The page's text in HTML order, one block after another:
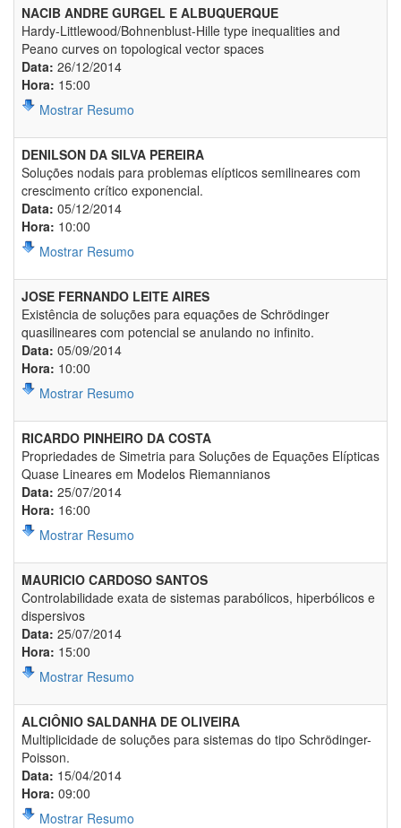
NACIB ANDRE GURGEL E ALBUQUERQUE
Hardy-Littlewood/Bohnenblust-Hille type inequalities and
Peano curves on topological vector spaces
Data: 26/12/2014
Hora: 15:00
Mostrar Resumo
DENILSON DA SILVA PEREIRA
Soluções nodais para problemas elípticos semilineares com
crescimento crítico exponencial.
Data: 05/12/2014
Hora: 10:00
Mostrar Resumo
JOSE FERNANDO LEITE AIRES
Existência de soluções para equações de Schrödinger
quasilineares com potencial se anulando no infinito.
Data: 05/09/2014
Hora: 10:00
Mostrar Resumo
RICARDO PINHEIRO DA COSTA
Propriedades de Simetria para Soluções de Equações Elípticas
Quase Lineares em Modelos Riemannianos
Data: 25/07/2014
Hora: 16:00
Mostrar Resumo
MAURICIO CARDOSO SANTOS
Controlabilidade exata de sistemas parabólicos, hiperbólicos e
dispersivos
Data: 25/07/2014
Hora: 15:00
Mostrar Resumo
ALCIÔNIO SALDANHA DE OLIVEIRA
Multiplicidade de soluções para sistemas do tipo Schrödinger-
Poisson.
Data: 15/04/2014
Hora: 09:00
Mostrar Resumo